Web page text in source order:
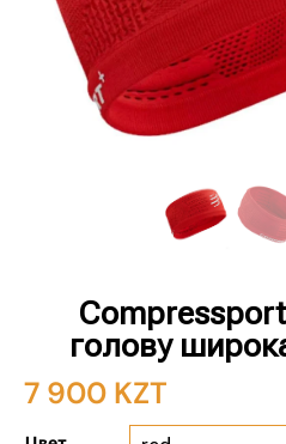
голову
7 900 KZT